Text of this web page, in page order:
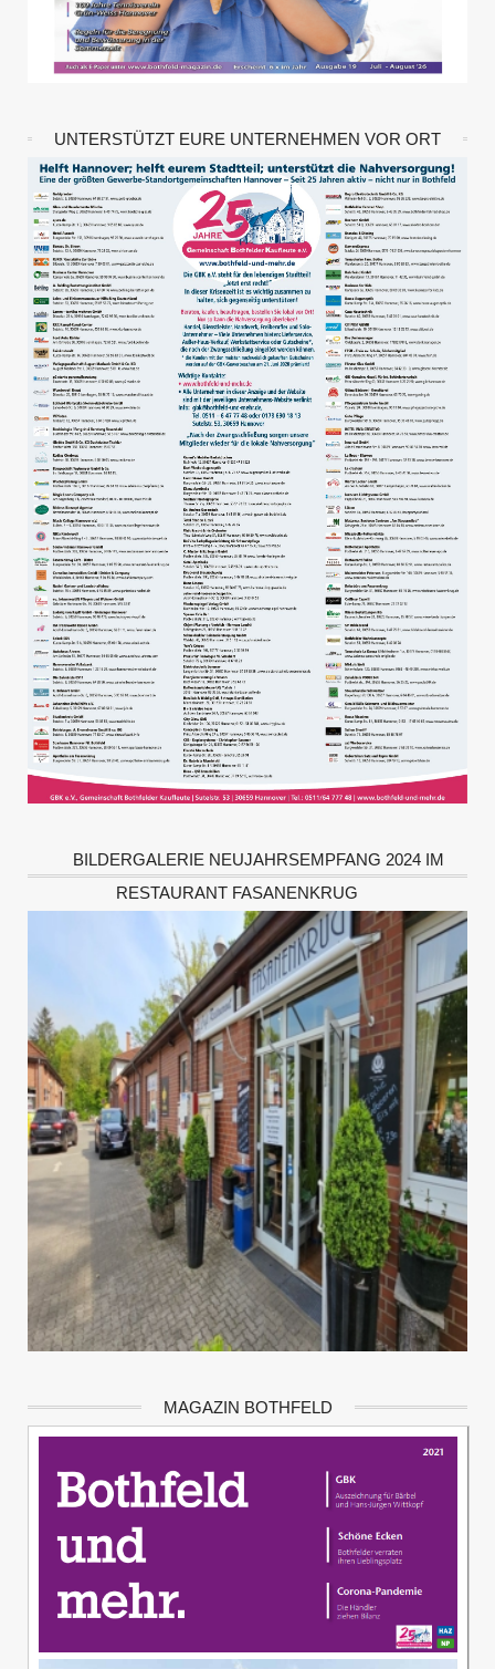
UNTERSTÜTZT EURE UNTERNEHMEN VOR ORT
BILDERGALERIE NEUJAHRSEMPFANG 2024 IM
RESTAURANT FASANENKRUG
MAGAZIN BOTHFELD